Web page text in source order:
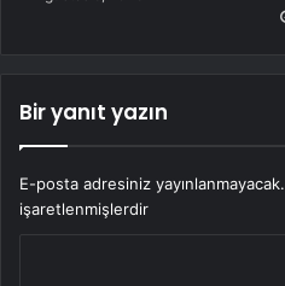
Bir yanıt yazın
E-posta adresiniz yayınlanmayacak.
işaretlenmişlerdir